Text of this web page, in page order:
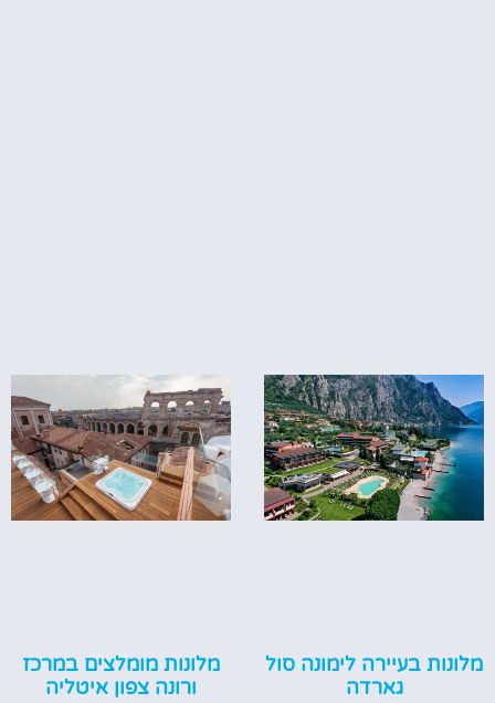
מלונות בעיירה לימונה סול
גארדה
מלונות מומלצים במרכז
ורונה צפון איטליה